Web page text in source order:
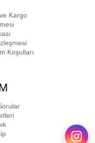
Kargo
Koşulları